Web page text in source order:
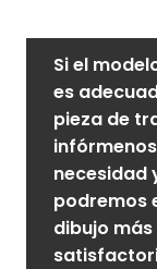
Si el
es
pieza de
necesidad
podremos
dibujo más